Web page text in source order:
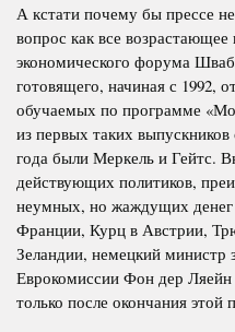
А кстати почему бы прессе
вопрос как все
экономического форума
готовящего, начиная с 1992,
обучаемых по программе
из первых таких
года были Меркель и Гейтс.
действующих политиков,
неумных, но жаждущих денег
Франции, Курц в Австрии,
Зеландии, немецкий министр
Еврокомиссии Фон дер Ляейн
только после окончания этой